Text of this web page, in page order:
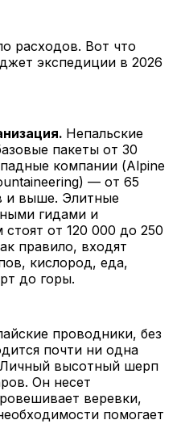
расходов. Вот что
экспедиции в 2026
Непальские
пакеты от 30
компании (Alpine
— от 65
и выше. Элитные
гидами и
от 120 000 до 250
правило, входят
кислород, еда,
до горы.
проводники, без
почти ни одна
высотный шерп
Он несет
веревки,
помогает